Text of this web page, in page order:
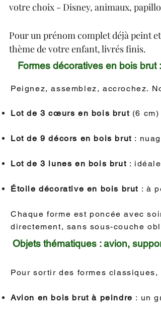
votre choix - Disney, animaux,
Pour un prénom complet déjà peint
thème de votre enfant, livrés finis.
Formes décoratives en bois
Peignez, assemblez, accrochez.
Lot de 3 cœurs en bois brut (6
Lot de 9 décors en bois brut :
Lot de 3 lunes en bois brut :
Étoile décorative en bois brut : à
Chaque forme est poncée avec
directement, sans sous-couche
Objets thématiques : avion,
Pour sortir des formes
Avion en bois brut à peindre : un